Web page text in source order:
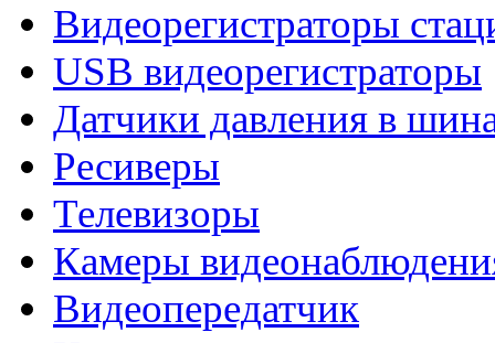
Видеорегистраторы
USB видеорегистраторы
Датчики давления в
Ресиверы
Телевизоры
Камеры
Видеопередатчик